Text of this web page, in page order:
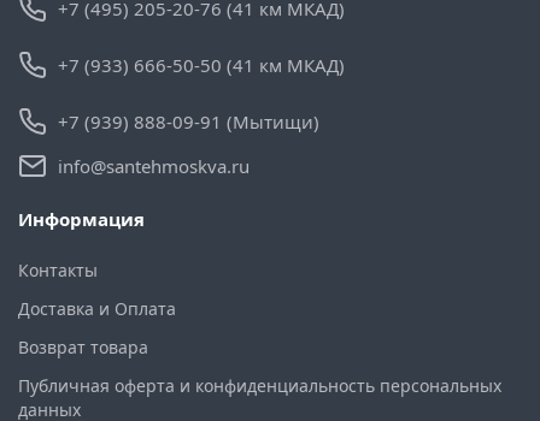
+7 (495) 205-20-76 (41 км МКАД)
+7 (933) 666-50-50 (41 км МКАД)
+7 (939) 888-09-91 (Мытищи)
info@santehmoskva.ru
Информация
Контакты
Доставка и Оплата
Возврат товара
Публичная оферта и конфиденциальность персональных
данных